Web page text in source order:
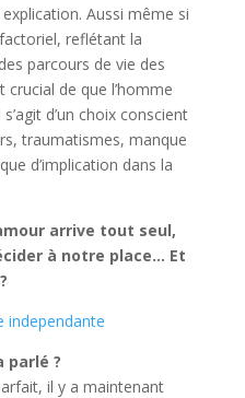
Aussi même si
reflétant la
parcours de vie des
crucial de que l’homme
d’un choix conscient
traumatismes, manque
d’implication dans la
arrive tout seul,
à notre place… Et
independante
parlé ?
il y a maintenant